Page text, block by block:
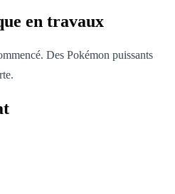
en travaux
Des Pokémon puissants